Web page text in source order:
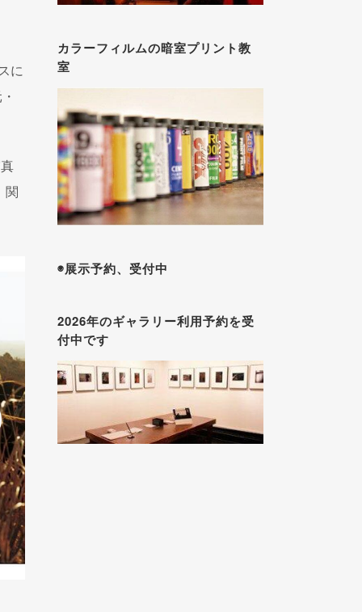
に
関
カラーフィルムの暗室プリント教
室
◉展示予約、受付中
2026年のギャラリー利用予約を受
付中です